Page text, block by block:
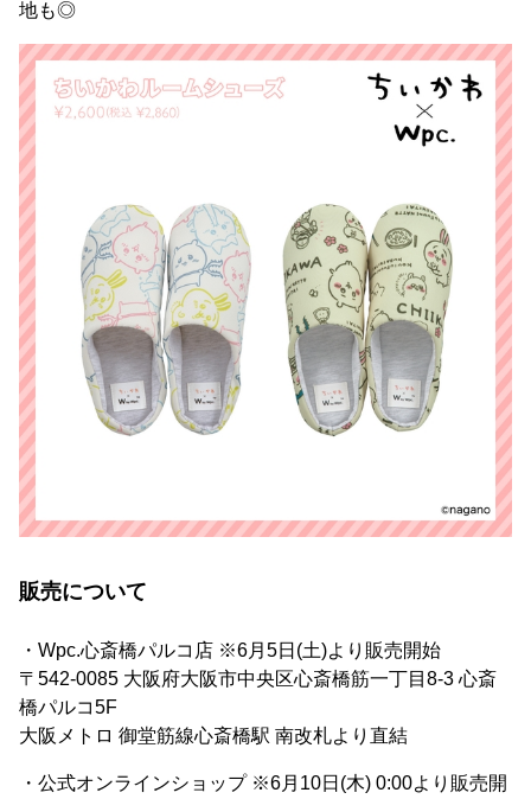
地も◎
販売について
・Wpc.心斎橋パルコ店 ※6月5日(土)より販売開始
〒542-0085 大阪府大阪市中央区心斎橋筋一丁目8-3 心斎
橋パルコ5F
大阪メトロ 御堂筋線心斎橋駅 南改札より直結
・公式オンラインショップ ※6月10日(木) 0:00より販売開